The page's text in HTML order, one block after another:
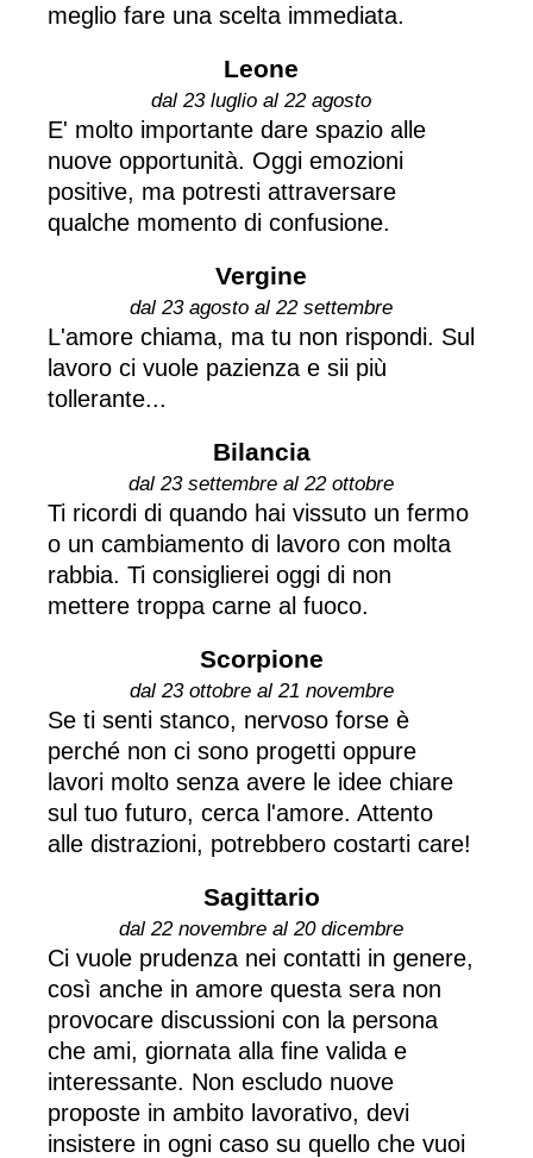
meglio fare una scelta immediata.
Leone
dal 23 luglio al 22 agosto
E' molto importante dare spazio alle
nuove opportunità. Oggi emozioni
positive, ma potresti attraversare
qualche momento di confusione.
Vergine
dal 23 agosto al 22 settembre
L'amore chiama, ma tu non rispondi. Sul
lavoro ci vuole pazienza e sii più
tollerante...
Bilancia
dal 23 settembre al 22 ottobre
Ti ricordi di quando hai vissuto un fermo
o un cambiamento di lavoro con molta
rabbia. Ti consiglierei oggi di non
mettere troppa carne al fuoco.
Scorpione
dal 23 ottobre al 21 novembre
Se ti senti stanco, nervoso forse è
perché non ci sono progetti oppure
lavori molto senza avere le idee chiare
sul tuo futuro, cerca l'amore. Attento
alle distrazioni, potrebbero costarti care!
Sagittario
dal 22 novembre al 20 dicembre
Ci vuole prudenza nei contatti in genere,
così anche in amore questa sera non
provocare discussioni con la persona
che ami, giornata alla fine valida e
interessante. Non escludo nuove
proposte in ambito lavorativo, devi
insistere in ogni caso su quello che vuoi